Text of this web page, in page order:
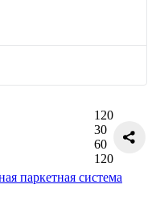
120
30
60
120